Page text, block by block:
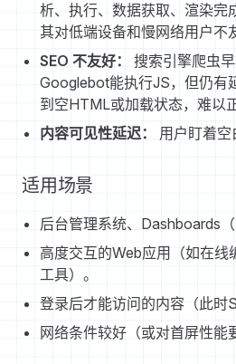
析、执行、数据获取、渲染完
其对低端设备和慢网络用户不
SEO 不友好：
搜索引擎爬虫
Googlebot能执行JS，但仍有
到空HTML或加载状态，难以
内容可见性延迟：
用户盯着
适用场景
后台管理系统、Dashboards（
高度交互的Web应用（如在
工具）。
登录后才能访问的内容（此时
网络条件较好（或对首屏性能